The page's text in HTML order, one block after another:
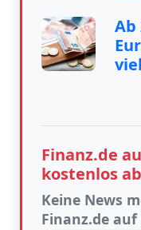
Ab
Finanz.de
kostenlos
Keine News
Finanz.de